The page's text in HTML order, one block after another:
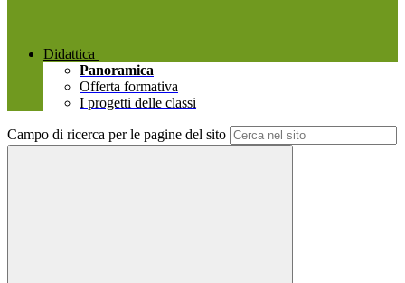
Didattica
Panoramica
Offerta formativa
I progetti delle classi
Campo di ricerca per le pagine del sito